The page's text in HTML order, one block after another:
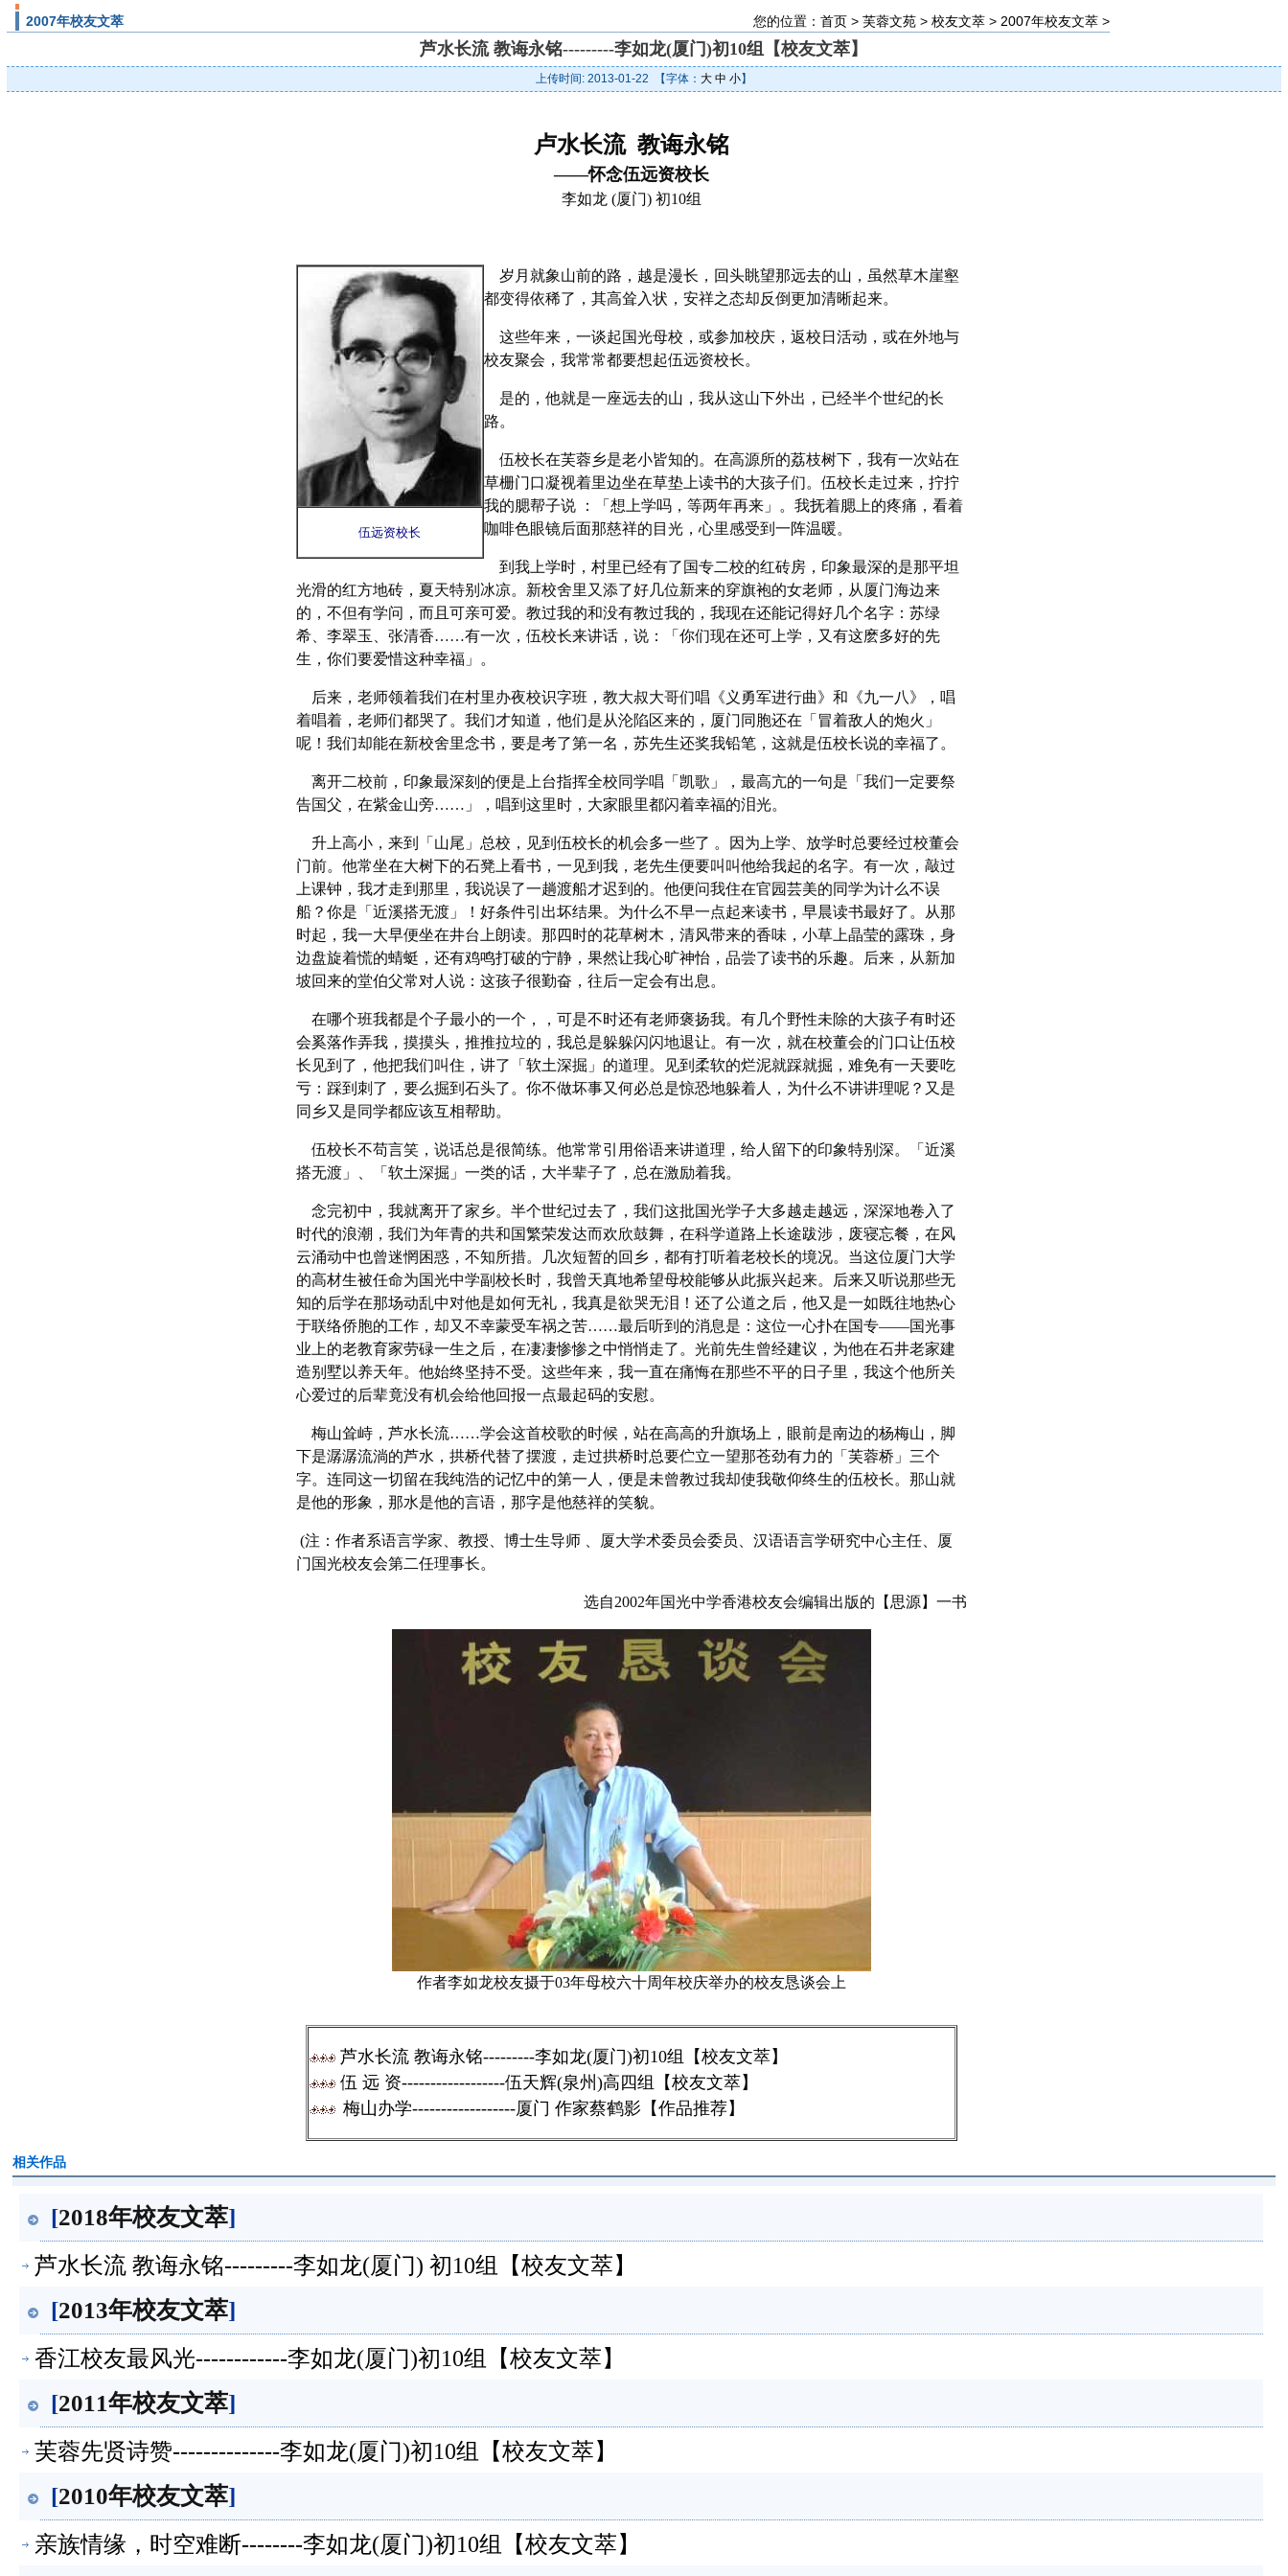
2007年校友文萃 您的位置：首页 >芙蓉文苑 >校友文萃 > 2007年校友文萃 >
芦水长流 教诲永铭---------李如龙(厦门)初10组【校友文萃】
上传时间: 2013-01-22 【字体： 大 中 小】
卢水长流 教诲永铭
――怀念伍远资校长
李如龙 (厦门) 初10组
伍远资校长
岁月就象山前的路，越是漫长，回头眺望那远去的山，虽然草木崖壑
都变得依稀了，其高耸入状，安祥之态却反倒更加清晰起来。
这些年来，一谈起国光母校，或参加校庆，返校日活动，或在外地与
校友聚会，我常常都要想起伍远资校长。
是的，他就是一座远去的山，我从这山下外出，已经半个世纪的长
路。
伍校长在芙蓉乡是老小皆知的。在高源所的荔枝树下，我有一次站在
草栅门口凝视着里边坐在草垫上读书的大孩子们。伍校长走过来，拧拧
我的腮帮子说 ：「想上学吗，等两年再来」。我抚着腮上的疼痛，看着
咖啡色眼镜后面那慈祥的目光，心里感受到一阵温暖。
到我上学时，村里已经有了国专二校的红砖房，印象最深的是那平坦
光滑的红方地砖，夏天特别冰凉。新校舍里又添了好几位新来的穿旗袍的女老师，从厦门海边来
的，不但有学问，而且可亲可爱。教过我的和没有教过我的，我现在还能记得好几个名字：苏绿
希、李翠玉、张清香……有一次，伍校长来讲话，说：「你们现在还可上学，又有这麽多好的先
生，你们要爱惜这种幸福」。
后来，老师领着我们在村里办夜校识字班，教大叔大哥们唱《义勇军进行曲》和《九一八》，唱
着唱着，老师们都哭了。我们才知道，他们是从沦陷区来的，厦门同胞还在「冒着敌人的炮火」
呢！我们却能在新校舍里念书，要是考了第一名，苏先生还奖我铅笔，这就是伍校长说的幸福了。
离开二校前，印象最深刻的便是上台指挥全校同学唱「凯歌」，最高亢的一句是「我们一定要祭
告国父，在紫金山旁……」，唱到这里时，大家眼里都闪着幸福的泪光。
升上高小，来到「山尾」总校，见到伍校长的机会多一些了 。因为上学、放学时总要经过校董会
门前。他常坐在大树下的石凳上看书，一见到我，老先生便要叫叫他给我起的名字。有一次，敲过
上课钟，我才走到那里，我说误了一趟渡船才迟到的。他便问我住在官园芸美的同学为计么不误
船？你是「近溪搭无渡」！好条件引出坏结果。为什么不早一点起来读书，早晨读书最好了。从那
时起，我一大早便坐在井台上朗读。那四时的花草树木，清风带来的香味，小草上晶莹的露珠，身
边盘旋着慌的蜻蜓，还有鸡鸣打破的宁静，果然让我心旷神怡，品尝了读书的乐趣。后来，从新加
坡回来的堂伯父常对人说：这孩子很勤奋，往后一定会有出息。
在哪个班我都是个子最小的一个，，可是不时还有老师褒扬我。有几个野性未除的大孩子有时还
会奚落作弄我，摸摸头，推推拉垃的，我总是躲躲闪闪地退让。有一次，就在校董会的门口让伍校
长见到了，他把我们叫住，讲了「软土深掘」的道理。见到柔软的烂泥就踩就掘，难免有一天要吃
亏：踩到刺了，要么掘到石头了。你不做坏事又何必总是惊恐地躲着人，为什么不讲讲理呢？又是
同乡又是同学都应该互相帮助。
伍校长不苟言笑，说话总是很简练。他常常引用俗语来讲道理，给人留下的印象特别深。「近溪
搭无渡」、「软土深掘」一类的话，大半辈子了，总在激励着我。
念完初中，我就离开了家乡。半个世纪过去了，我们这批国光学子大多越走越远，深深地卷入了
时代的浪潮，我们为年青的共和国繁荣发达而欢欣鼓舞，在科学道路上长途跋涉，废寝忘餐，在风
云涌动中也曾迷惘困惑，不知所措。几次短暂的回乡，都有打听着老校长的境况。当这位厦门大学
的高材生被任命为国光中学副校长时，我曾天真地希望母校能够从此振兴起来。后来又听说那些无
知的后学在那场动乱中对他是如何无礼，我真是欲哭无泪！还了公道之后，他又是一如既往地热心
于联络侨胞的工作，却又不幸蒙受车祸之苦……最后听到的消息是：这位一心扑在国专――国光事
业上的老教育家劳碌一生之后，在凄凄惨惨之中悄悄走了。光前先生曾经建议，为他在石井老家建
造别墅以养天年。他始终坚持不受。这些年来，我一直在痛悔在那些不平的日子里，我这个他所关
心爱过的后辈竟没有机会给他回报一点最起码的安慰。
梅山耸峙，芦水长流……学会这首校歌的时候，站在高高的升旗场上，眼前是南边的杨梅山，脚
下是潺潺流淌的芦水，拱桥代替了摆渡，走过拱桥时总要伫立一望那苍劲有力的「芙蓉桥」三个
字。连同这一切留在我纯浩的记忆中的第一人，便是未曾教过我却使我敬仰终生的伍校长。那山就
是他的形象，那水是他的言语，那字是他慈祥的笑貌。
(注：作者系语言学家、教授、博士生导师 、厦大学术委员会委员、汉语语言学研究中心主任、厦
门国光校友会第二任理事长。
选自2002年国光中学香港校友会编辑出版的【思源】一书
作者李如龙校友摄于03年母校六十周年校庆举办的校友恳谈会上
芦水长流 教诲永铭---------李如龙(厦门)初10组【校友文萃】
伍 远 资------------------伍天辉(泉州)高四组【校友文萃】
梅山办学------------------厦门 作家蔡鹤影【作品推荐】
相关作品
[2018年校友文萃]
芦水长流 教诲永铭---------李如龙(厦门) 初10组【校友文萃】
[2013年校友文萃]
香江校友最风光------------李如龙(厦门)初10组【校友文萃】
[2011年校友文萃]
芙蓉先贤诗赞--------------李如龙(厦门)初10组【校友文萃】
[2010年校友文萃]
亲族情缘，时空难断--------李如龙(厦门)初10组【校友文萃】